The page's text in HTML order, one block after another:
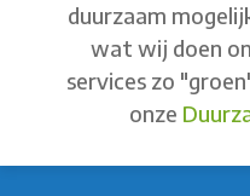
duurzaam
wat wij doen
services zo
onze